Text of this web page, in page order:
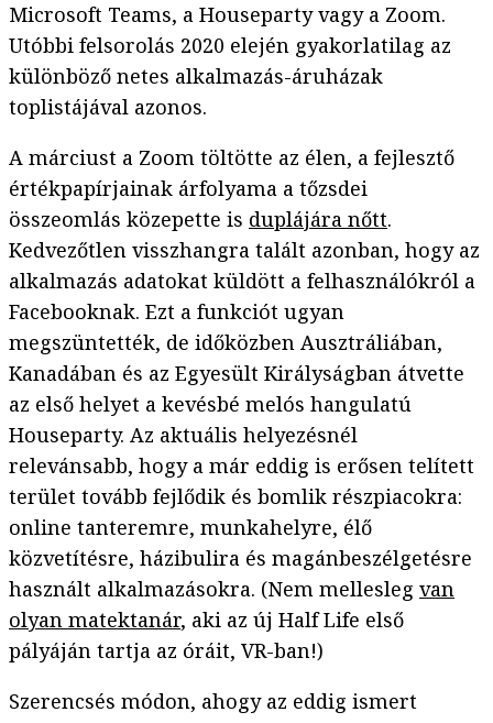
Microsoft Teams, a Houseparty vagy a Zoom.
Utóbbi felsorolás 2020 elején gyakorlatilag az
különböző netes alkalmazás-áruházak
toplistájával azonos.
A márciust a Zoom töltötte az élen, a fejlesztő
értékpapírjainak árfolyama a tőzsdei
összeomlás közepette is duplájára nőtt.
Kedvezőtlen visszhangra talált azonban, hogy az
alkalmazás adatokat küldött a felhasználókról a
Facebooknak. Ezt a funkciót ugyan
megszüntették, de időközben Ausztráliában,
Kanadában és az Egyesült Királyságban átvette
az első helyet a kevésbé melós hangulatú
Houseparty. Az aktuális helyezésnél
relevánsabb, hogy a már eddig is erősen telített
terület tovább fejlődik és bomlik részpiacokra:
online tanteremre, munkahelyre, élő
közvetítésre, házibulira és magánbeszélgetésre
használt alkalmazásokra. (Nem mellesleg van
olyan matektanár, aki az új Half Life első
pályáján tartja az óráit, VR-ban!)
Szerencsés módon, ahogy az eddig ismert